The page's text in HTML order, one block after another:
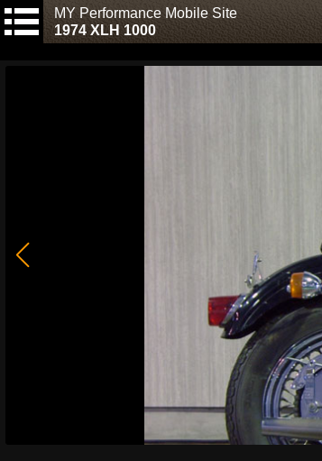
MY Performance Mobile Site
1974 XLH 1000